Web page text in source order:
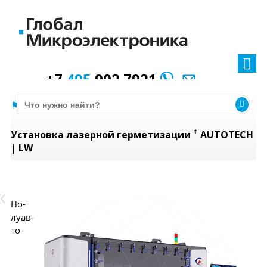
+7 495 902 7921
Оборудование
Установка лазерной герметизации ꜛ AUTOTECH
| LW
По­
лу­ав­
то­